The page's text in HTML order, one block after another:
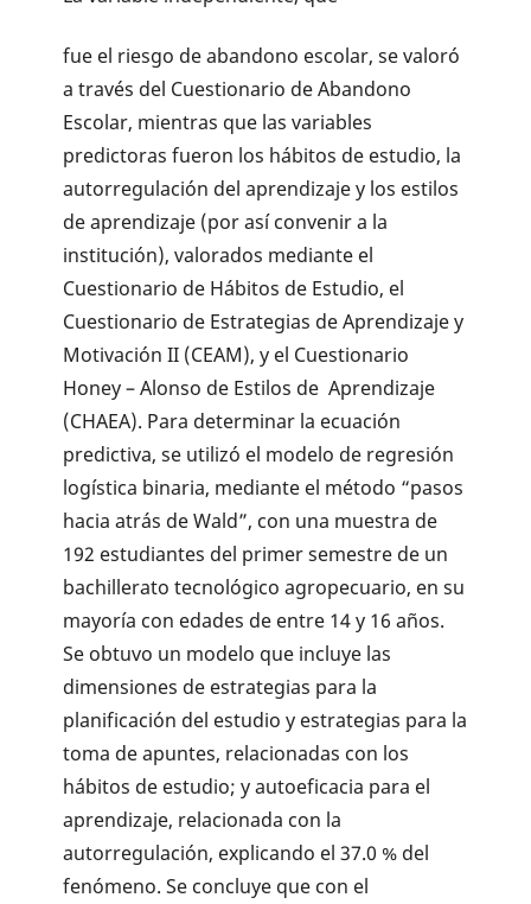
fue el riesgo de abandono escolar, se valoró
a través del Cuestionario de Abandono
Escolar, mientras que las variables
predictoras fueron los hábitos de estudio, la
autorregulación del aprendizaje y los estilos
de aprendizaje (por así convenir a la
institución), valorados mediante el
Cuestionario de Hábitos de Estudio, el
Cuestionario de Estrategias de Aprendizaje y
Motivación II (CEAM), y el Cuestionario
Honey – Alonso de Estilos de Aprendizaje
(CHAEA). Para determinar la ecuación
predictiva, se utilizó el modelo de regresión
logística binaria, mediante el método “pasos
hacia atrás de Wald”, con una muestra de
192 estudiantes del primer semestre de un
bachillerato tecnológico agropecuario, en su
mayoría con edades de entre 14 y 16 años.
Se obtuvo un modelo que incluye las
dimensiones de estrategias para la
planificación del estudio y estrategias para la
toma de apuntes, relacionadas con los
hábitos de estudio; y autoeficacia para el
aprendizaje, relacionada con la
autorregulación, explicando el 37.0 % del
fenómeno. Se concluye que con el